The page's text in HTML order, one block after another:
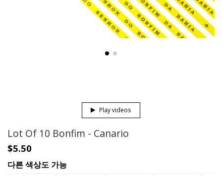
Play videos
Lot Of 10 Bonfim - Canario
$5.50
다른 색상도 가능